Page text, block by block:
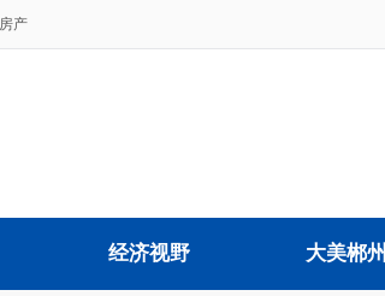
房产
经济视野 大美郴州